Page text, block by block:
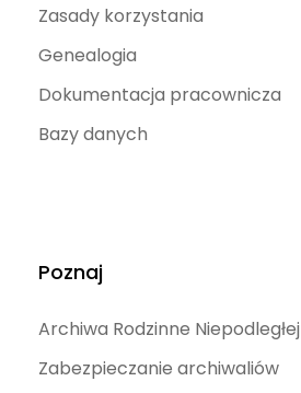
Zasady korzystania
Genealogia
Dokumentacja pracownicza
Bazy danych
Poznaj
Archiwa Rodzinne Niepodległej
Zabezpieczanie archiwaliów